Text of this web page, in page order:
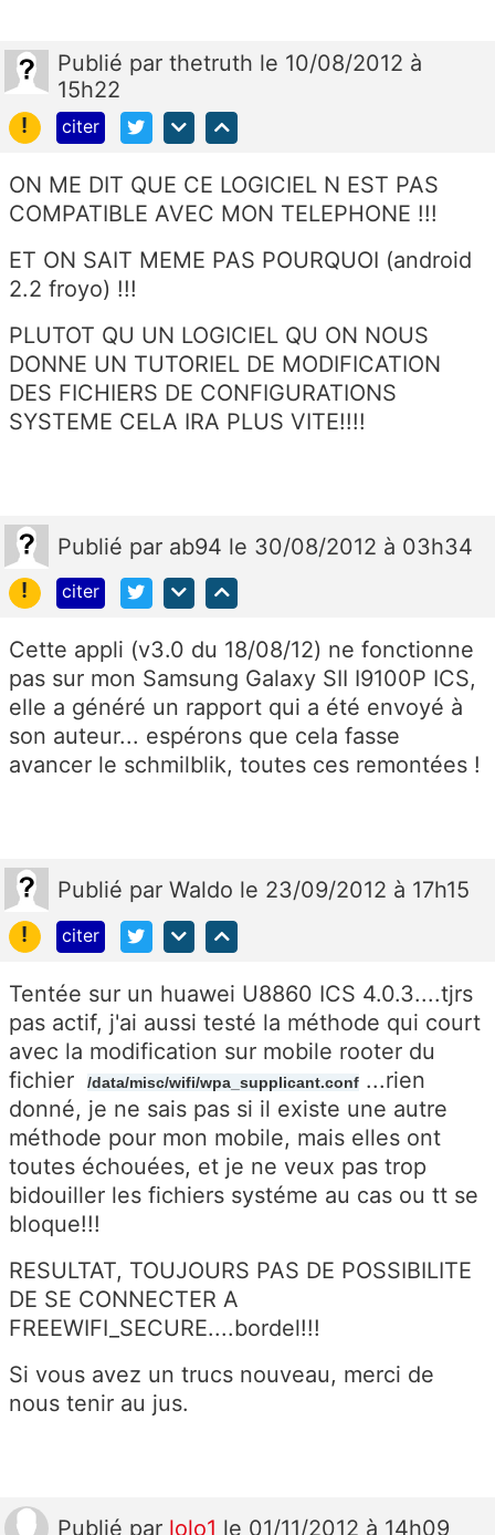
Publié par thetruth le 10/08/2012 à
15h22
!
citer
ON ME DIT QUE CE LOGICIEL N EST PAS
COMPATIBLE AVEC MON TELEPHONE !!!
ET ON SAIT MEME PAS POURQUOI (android
2.2 froyo) !!!
PLUTOT QU UN LOGICIEL QU ON NOUS
DONNE UN TUTORIEL DE MODIFICATION
DES FICHIERS DE CONFIGURATIONS
SYSTEME CELA IRA PLUS VITE!!!!
Publié par ab94 le 30/08/2012 à 03h34
!
citer
Cette appli (v3.0 du 18/08/12) ne fonctionne
pas sur mon Samsung Galaxy SII I9100P ICS,
elle a généré un rapport qui a été envoyé à
son auteur... espérons que cela fasse
avancer le schmilblik, toutes ces remontées !
Publié par Waldo le 23/09/2012 à 17h15
!
citer
Tentée sur un huawei U8860 ICS 4.0.3....tjrs
pas actif, j'ai aussi testé la méthode qui court
avec la modification sur mobile rooter du
fichier
/data/misc/wifi/wpa_supplicant.conf ...rien
donné, je ne sais pas si il existe une autre
méthode pour mon mobile, mais elles ont
toutes échouées, et je ne veux pas trop
bidouiller les fichiers systéme au cas ou tt se
bloque!!!
RESULTAT, TOUJOURS PAS DE POSSIBILITE
DE SE CONNECTER A
FREEWIFI_SECURE....bordel!!!
Si vous avez un trucs nouveau, merci de
nous tenir au jus.
Publié par lolo1 le 01/11/2012 à 14h09